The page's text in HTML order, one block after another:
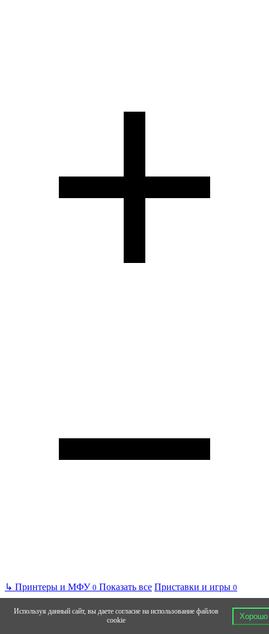
↳ Принтеры и МФУ 0 Показать все Приставки и игры 0
Используя данный сайт, вы даете согласие на использование файлов
cookie
Хорошо